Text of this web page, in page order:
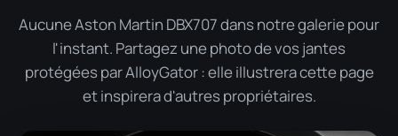
Aucune Aston Martin DBX707 dans notre galerie pour
l'instant. Partagez une photo de vos jantes
protégées par AlloyGator : elle illustrera cette page
et inspirera d'autres propriétaires.